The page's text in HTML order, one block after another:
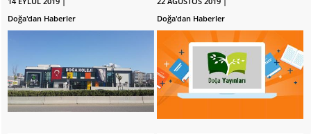
Doğa'dan Haberler
Doğa'dan Haberler